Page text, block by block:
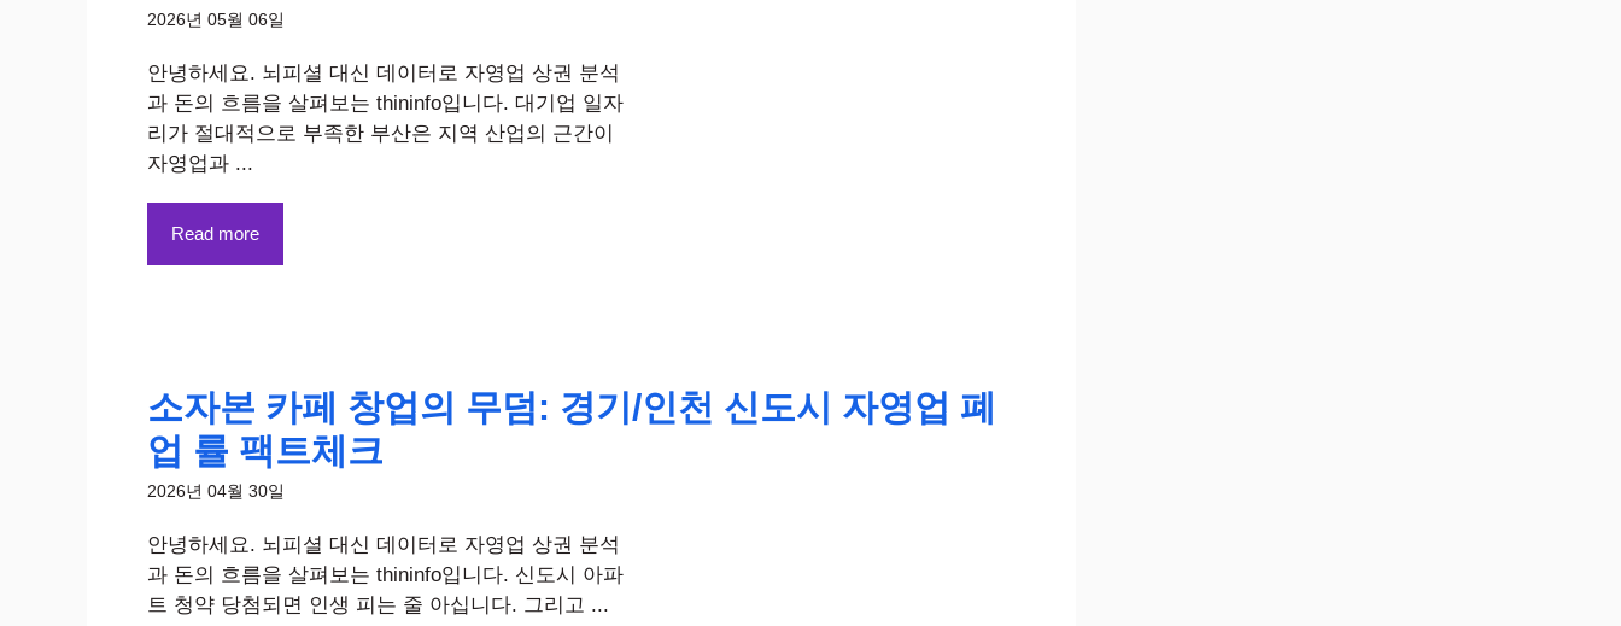
2026년 05월 06일
안녕하세요. 뇌피셜 대신 데이터로 자영업 상권 분석
과 돈의 흐름을 살펴보는 thininfo입니다. 대기업 일자
리가 절대적으로 부족한 부산은 지역 산업의 근간이
자영업과 ...
Read more
소자본 카페 창업의 무덤: 경기/인천 신도시 자영업 폐
업 률 팩트체크
2026년 04월 30일
안녕하세요. 뇌피셜 대신 데이터로 자영업 상권 분석
과 돈의 흐름을 살펴보는 thininfo입니다. 신도시 아파
트 청약 당첨되면 인생 피는 줄 아십니다. 그리고 ...